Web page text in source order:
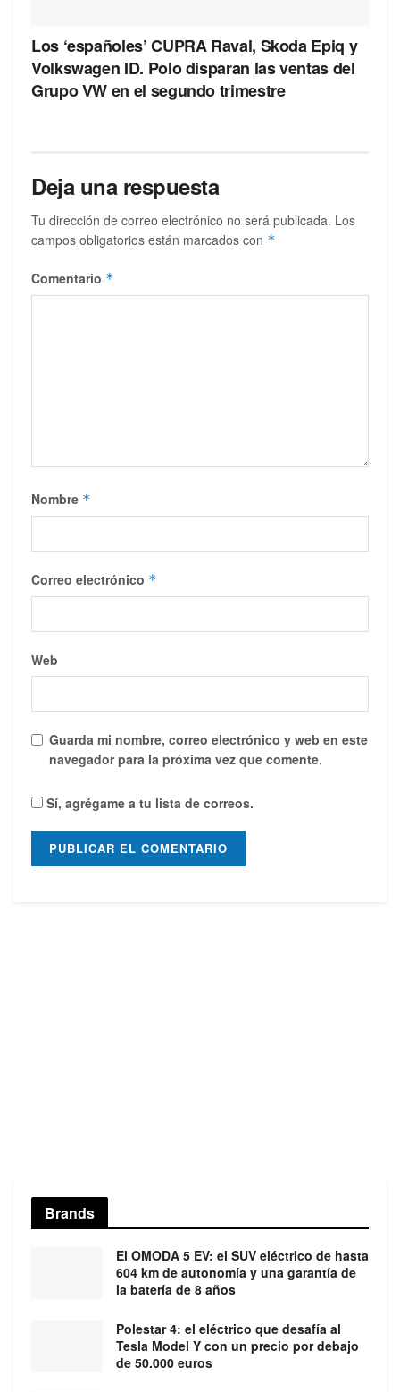
Los ‘españoles’ CUPRA Raval, Skoda Epiq y
Volkswagen ID. Polo disparan las ventas del
Grupo VW en el segundo trimestre
Deja una respuesta
Tu dirección de correo electrónico no será publicada. Los
campos obligatorios están marcados con *
Comentario *
Nombre *
Correo electrónico *
Web
Guarda mi nombre, correo electrónico y web en este
navegador para la próxima vez que comente.
Sí, agrégame a tu lista de correos.
Brands
El OMODA 5 EV: el SUV eléctrico de hasta
604 km de autonomía y una garantía de
la batería de 8 años
Polestar 4: el eléctrico que desafía al
Tesla Model Y con un precio por debajo
de 50.000 euros